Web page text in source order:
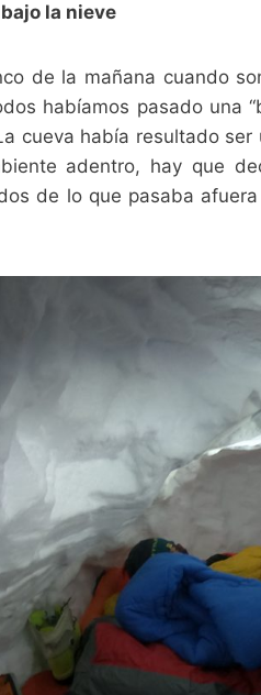
la nieve
de la mañana cuando
habíamos pasado una
cueva había resultado
adentro, hay que
de lo que pasaba